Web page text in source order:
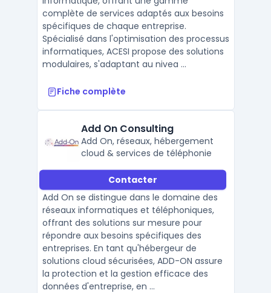
complète de services adaptés aux besoins
spécifiques de chaque entreprise.
Spécialisé dans l'optimisation des processus
informatiques, ACESI propose des solutions
modulaires, s'adaptant au nivea ...
Fiche complète
Add On Consulting
Add On, réseaux, hébergement
cloud & services de téléphonie
Contacter
Add On se distingue dans le domaine des
réseaux informatiques et téléphoniques,
offrant des solutions sur mesure pour
répondre aux besoins spécifiques des
entreprises. En tant qu'hébergeur de
solutions cloud sécurisées, ADD-ON assure
la protection et la gestion efficace des
données d'entreprise, en ...